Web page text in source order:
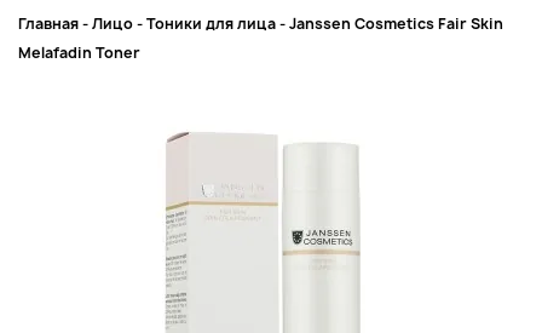
Главная-Лицо-Тоники для лица-Janssen Cosmetics Fair Skin
Melafadin Toner